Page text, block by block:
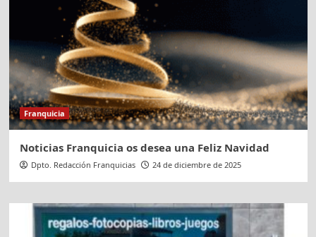
Franquicia
Noticias Franquicia os desea una Feliz Navidad
Dpto. Redacción Franquicias 24 de diciembre de 2025